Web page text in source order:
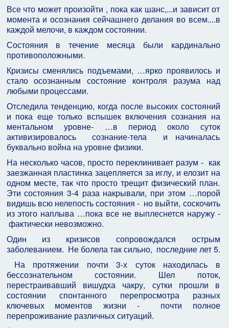
Все что может произойти , пока как шанс,...и зависит от
момента и осознания сейчашнего делания во всем....в
каждой мелочи, в каждом состоянии.
Состояния в течение месяца были кардинально
противоположными.
Кризисы сменялись подъемами, …ярко проявилось и
стало осознанным состояние контроля разума над
любыми процессами.
Отследила тенденцию, когда после высоких состояний
и пока еще только вспышек включения сознания на
ментальном уровне- …в период около суток
активизировалось сознание-тела и начиналась
буквально война на уровне физики.
На несколько часов, просто переклинивает разум - как
заезжанная пластинка зацепляется за иглу, и елозит на
одном месте, так что просто трещит физический план.
Эти состояния 3-4 раза накрывали, при этом …порой
видишь всю нелепость состояния - но выйти, соскочить
из этого наплыва …пока все не выплеснется наружу -
фактически невозможно.
Один из кризисов сопровождался острым
заболеванием. Не болела так сильно, последние лет 5.
На протяжении почти 3-х суток находилась в
бессознательном состоянии. Шел поток,
перестраивавший вишудха чакру, сутки прошли в
состоянии спонтанного перепросмотра разных
ключевых моментов жизни - почти полное
перепроживание различных ситуаций.